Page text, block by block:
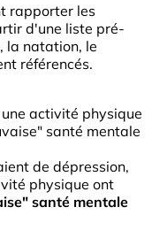
rapporter les
d'une liste pré-
la natation, le
référencés.
activité physique
santé mentale
de dépression,
physique ont
santé mentale